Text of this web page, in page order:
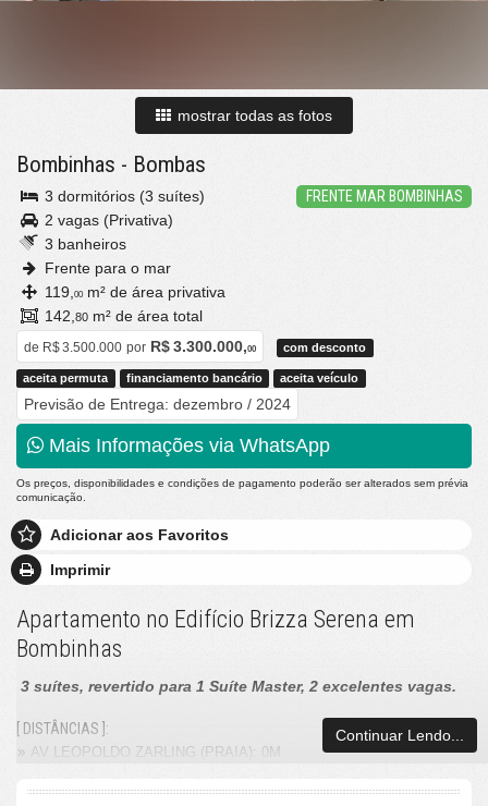
mostrar todas as fotos
Bombinhas - Bombas
FRENTE MAR BOMBINHAS
3 dormitórios (3 suítes)
2 vagas (Privativa)
3 banheiros
Frente para o mar
119, 00 m² de área privativa
142, 80 m² de área total
de R$ 3.500.000 por R$ 3.300.000,00 com desconto
aceita permuta financiamento bancário aceita veículo
Previsão de Entrega: dezembro / 2024
Mais Informações via WhatsApp
Os preços, disponibilidades e condições de pagamento poderão ser alterados sem prévia
comunicação.
Adicionar aos Favoritos
Imprimir
Apartamento no Edifício Brizza Serena em
Bombinhas
3 suítes, revertido para 1 Suíte Master, 2 excelentes vagas.
[ DISTÂNCIAS ]:
AV LEOPOLDO ZARLING (PRAIA): 0M
Continuar Lendo...